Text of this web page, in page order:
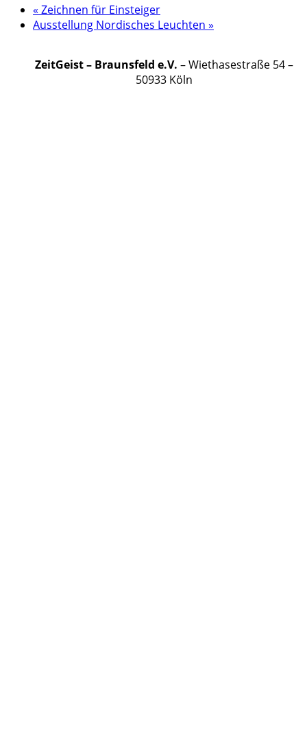
« Zeichnen für Einsteiger
Ausstellung Nordisches Leuchten »
ZeitGeist – Braunsfeld e.V. – Wiethasestraße 54 –
50933 Köln